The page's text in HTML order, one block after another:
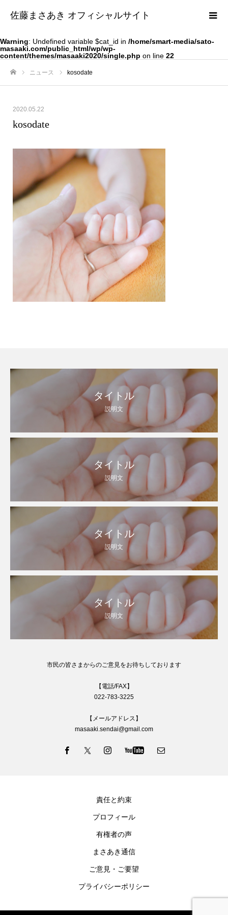
佐藤まさあき オフィシャルサイト
Warning: Undefined variable $cat_id in /home/smart-media/sato-
masaaki.com/public_html/wp/wp-
content/themes/masaaki2020/single.php on line 22
ニュース kosodate
2020.05.22
kosodate
タイトル
説明文
タイトル
説明文
タイトル
説明文
タイトル
説明文
市民の皆さまからのご意見をお待ちしております
【電話/FAX】
022-783-3225
【メールアドレス】
masaaki.sendai@gmail.com
責任と約束
プロフィール
有権者の声
まさあき通信
ご意見・ご要望
プライバシーポリシー